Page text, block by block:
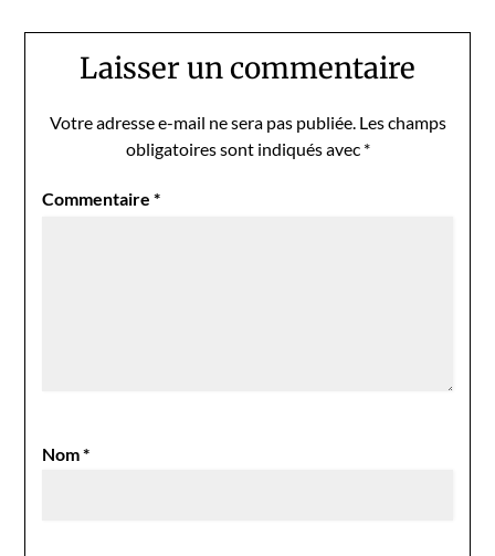
Laisser un commentaire
Votre adresse e-mail ne sera pas publiée. Les champs
obligatoires sont indiqués avec *
Commentaire*
Nom*